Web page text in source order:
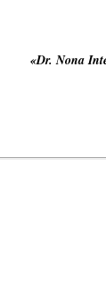
«Dr. Nona